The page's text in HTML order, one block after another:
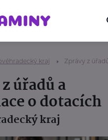
kraj Zprávy z
úřadů a
o dotacích
kraj